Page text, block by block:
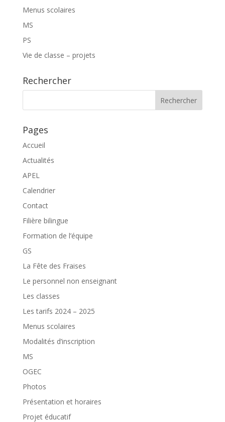
Menus scolaires
MS
PS
Vie de classe – projets
Rechercher
Pages
Accueil
Actualités
APEL
Calendrier
Contact
Filière bilingue
Formation de l’équipe
GS
La Fête des Fraises
Le personnel non enseignant
Les classes
Les tarifs 2024 – 2025
Menus scolaires
Modalités d’inscription
MS
OGEC
Photos
Présentation et horaires
Projet éducatif